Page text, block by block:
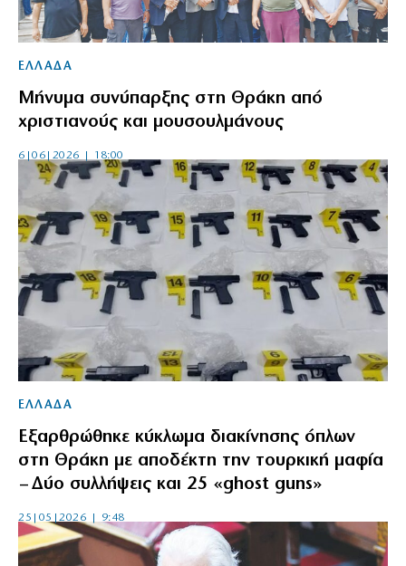
ΕΛΛΑΔΑ
Μήνυμα συνύπαρξης στη Θράκη από
χριστιανούς και μουσουλμάνους
6|06|2026 | 18:00
ΕΛΛΑΔΑ
Εξαρθρώθηκε κύκλωμα διακίνησης όπλων
στη Θράκη με αποδέκτη την τουρκική μαφία
– Δύο συλλήψεις και 25 «ghost guns»
25|05|2026 | 9:48